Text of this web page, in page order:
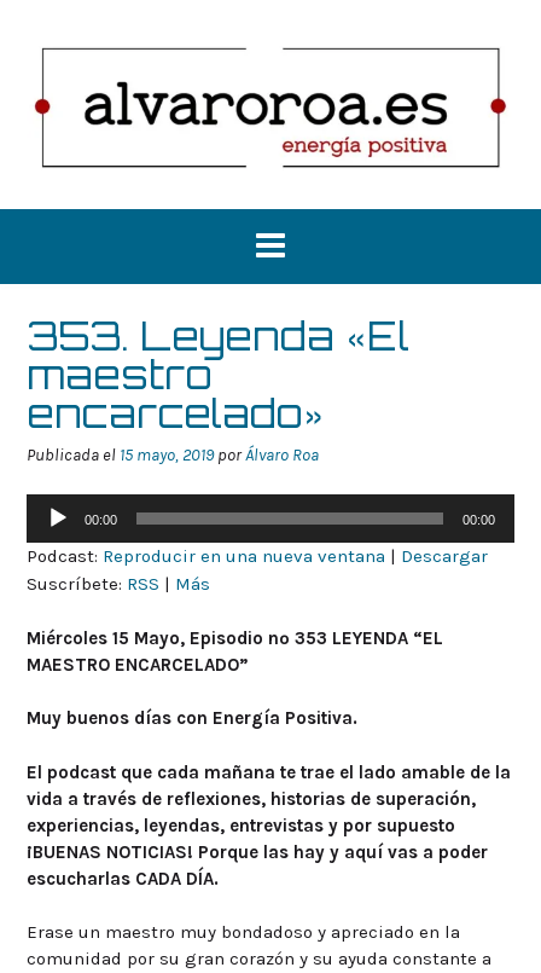
353. Leyenda «El
maestro
encarcelado»
Publicada el 15 mayo, 2019porÁlvaro Roa
Reproductor
audio
00:00 00:00
Podcast: Reproducir en una nueva ventana | Descargar
Suscríbete: RSS | Más
Miércoles 15 Mayo, Episodio nº 353 LEYENDA “EL
MAESTRO ENCARCELADO”
Muy buenos días con Energía Positiva.
El podcast que cada mañana te trae el lado amable de la
vida a través de reflexiones, historias de superación,
experiencias, leyendas, entrevistas y por supuesto
¡BUENAS NOTICIAS! Porque las hay y aquí vas a poder
escucharlas CADA DÍA.
Erase un maestro muy bondadoso y apreciado en la
comunidad por su gran corazón y su ayuda constante a